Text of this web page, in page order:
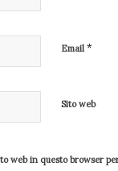
Email *
Sito web
web in questo browser